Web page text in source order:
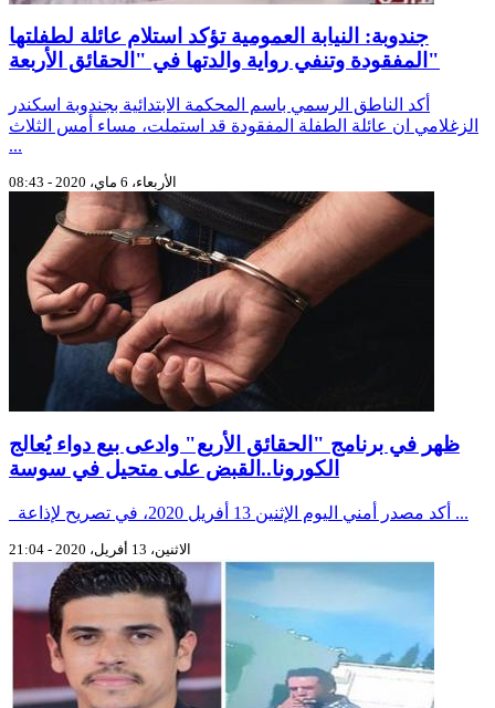
جندوبة: النيابة العمومية تؤكد استلام عائلة لطفلتها
المفقودة وتنفي رواية والدتها في "الحقائق الأربعة"
أكد الناطق الرسمي باسم المحكمة الابتدائية بجندوبة اسكندر
الزغلامي ان عائلة الطفلة المفقودة قد استملت، مساء أمس الثلاث
...
الأربعاء، 6 ماي، 2020 - 08:43
ظهر في برنامج "الحقائق الأربع" وادعى بيع دواء يُعالج
الكورونا..القبض على متحيل في سوسة
أكد مصدر أمني اليوم الإثنين 13 أفريل 2020، في تصريح لإذاعة ...
الاثنين، 13 أفريل، 2020 - 21:04